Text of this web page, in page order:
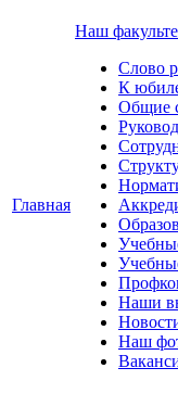
Главная
Наш
Слово
К
Общие
Наши
Наш